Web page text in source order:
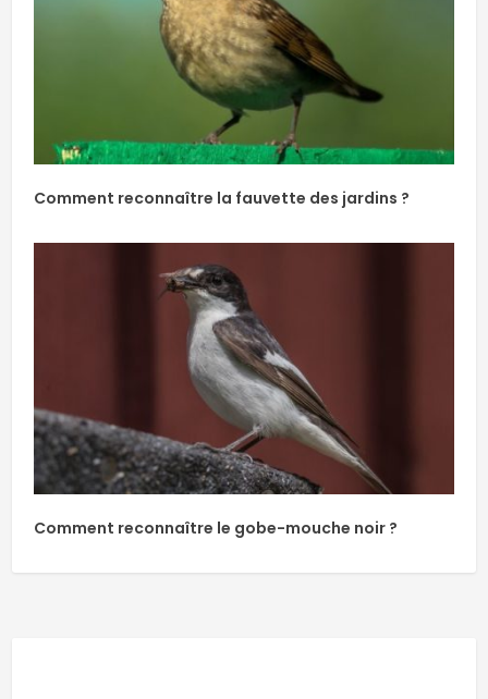
Comment reconnaître la fauvette des jardins ?
Comment reconnaître le gobe-mouche noir ?